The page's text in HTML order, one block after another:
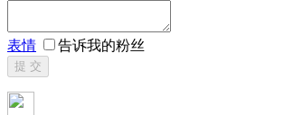
表情 告诉我的粉丝
提 交